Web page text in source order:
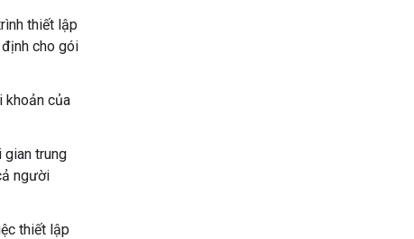
thiết lập
cho gói
khoản của
gian trung
người
thiết lập